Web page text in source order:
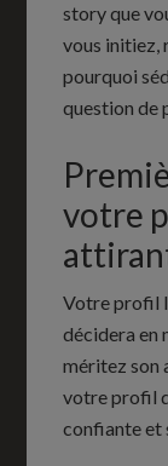
story que
vous initiez,
pourquoi
question de
votre
Votre profil
décidera en
méritez son
votre profil
confiante et